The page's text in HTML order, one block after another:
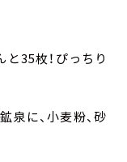
35枚！ぴっちり
泉に、小麦粉、砂